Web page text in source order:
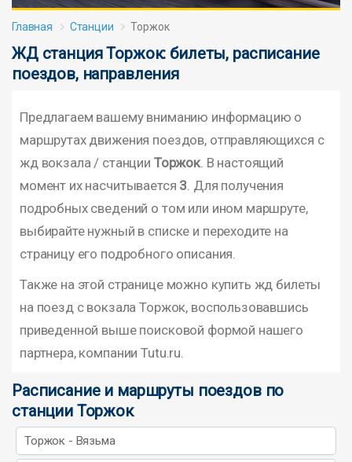
Главная Станции Торжок
ЖД станция Торжок: билеты, расписание
поездов, направления
Предлагаем вашему вниманию информацию о
маршрутах движения поездов, отправляющихся с
жд вокзала / станции Торжок. В настоящий
момент их насчитывается 3 . Для получения
подробных сведений о том или ином маршруте,
выбирайте нужный в списке и переходите на
страницу его подробного описания.
Также на этой странице можно купить жд билеты
на поезд с вокзала Торжок, воспользовавшись
приведенной выше поисковой формой нашего
партнера, компании Tutu.ru.
Расписание и маршруты поездов по
станции Торжок
Торжок - Вязьма